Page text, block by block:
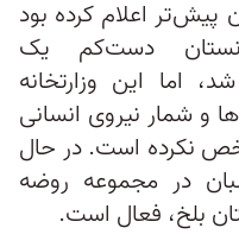
پیش‌تر اعلام کرده بود
دست‌کم یک
اما این وزارتخانه
و شمار نیروی انسانی
نکرده است. در حال
در مجموعه روضه
بلخ، فعال است.